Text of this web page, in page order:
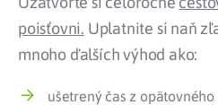
poisťovni. Uplatnite si naň
mnoho ďalších výhod ako:
ušetrený čas z